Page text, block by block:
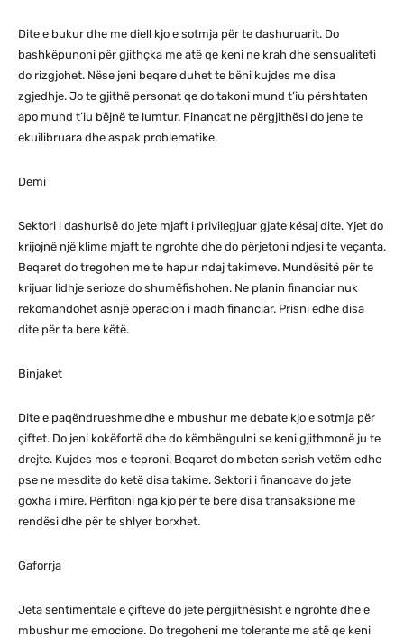
Dite e bukur dhe me diell kjo e sotmja për te dashuruarit. Do
bashkëpunoni për gjithçka me atë qe keni ne krah dhe sensualiteti
do rizgjohet. Nëse jeni beqare duhet te bëni kujdes me disa
zgjedhje. Jo te gjithë personat qe do takoni mund t’iu përshtaten
apo mund t’iu bëjnë te lumtur. Financat ne përgjithësi do jene te
ekuilibruara dhe aspak problematike.
Demi
Sektori i dashurisë do jete mjaft i privilegjuar gjate kësaj dite. Yjet do
krijojnë një klime mjaft te ngrohte dhe do përjetoni ndjesi te veçanta.
Beqaret do tregohen me te hapur ndaj takimeve. Mundësitë për te
krijuar lidhje serioze do shumëfishohen. Ne planin financiar nuk
rekomandohet asnjë operacion i madh financiar. Prisni edhe disa
dite për ta bere këtë.
Binjaket
Dite e paqëndrueshme dhe e mbushur me debate kjo e sotmja për
çiftet. Do jeni kokëfortë dhe do këmbëngulni se keni gjithmonë ju te
drejte. Kujdes mos e teproni. Beqaret do mbeten serish vetëm edhe
pse ne mesdite do ketë disa takime. Sektori i financave do jete
goxha i mire. Përfitoni nga kjo për te bere disa transaksione me
rendësi dhe për te shlyer borxhet.
Gaforrja
Jeta sentimentale e çifteve do jete përgjithësisht e ngrohte dhe e
mbushur me emocione. Do tregoheni me tolerante me atë qe keni